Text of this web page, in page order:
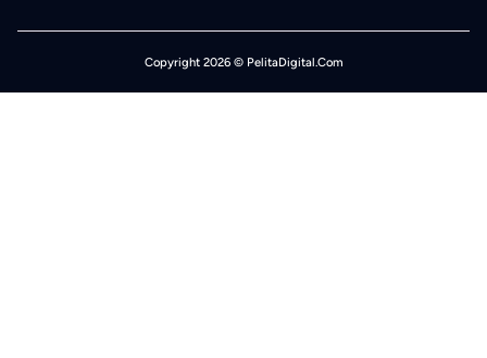
Copyright 2026 © PelitaDigital.Com